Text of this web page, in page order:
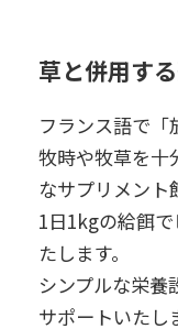
草と併用す
フランス語で「
牧時や牧草を十
なサプリメント
1日1kgの給餌
たします。
シンプルな栄養
サポートいたし